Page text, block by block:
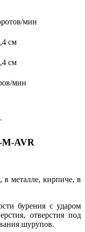
мин
см
см
мин
AVR
в металле, кирпиче, в
бурения с ударом
отверстия под
шурупов.